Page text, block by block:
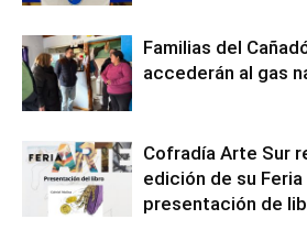
Familias del
accederán al gas
Cofradía Arte Sur
edición de su
presentación de